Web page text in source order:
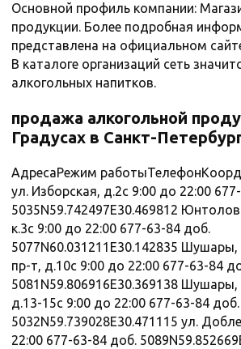
Основной профиль компании:
продукции. Более подробная
представлена на официальном
В каталоге организаций сеть
алкогольных напитков.
продажа алкогольной
Градусах в Санкт-
АдресаРежим
ул. Изборская, д.2с 9:00 до 22:00
5035N59.742497E30.469812
к.3с 9:00 до 22:00 677-63-84 доб.
5077N60.031211E30.142835
пр-т, д.10с 9:00 до 22:00 677-63-84
5081N59.806916E30.369138 Шушары,
д.13-15с 9:00 до 22:00 677-63-84 доб.
5032N59.739028E30.471115 ул.
22:00 677-63-84 доб.